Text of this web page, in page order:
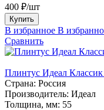
400 ₽/шт
Купить
В избранное В
Сравнить
Плинтус Идеал
Страна: Россия
Производитель: Идеал
Толщина, мм: 55